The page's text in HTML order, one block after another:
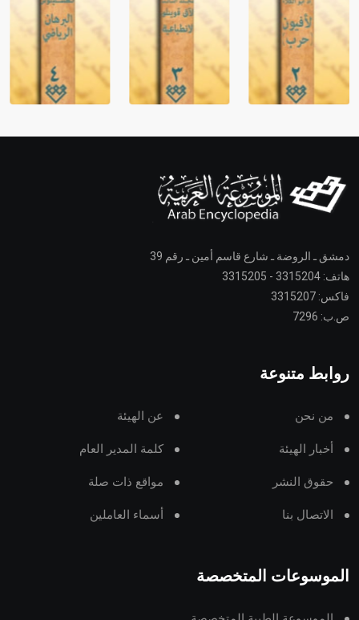
دمشق ـ الروضة ـ شارع قاسم أمين ـ رقم 39
هاتف: 3315204 - 3315205
فاكس: 3315207
ص.ب: 7296
روابط متنوعة
من نحن عن الهيئة
أخبار الهيئة كلمة المدير العام
حقوق النشر مواقع ذات صلة
الاتصال بنا أسماء العاملين
الموسوعات المتخصصة